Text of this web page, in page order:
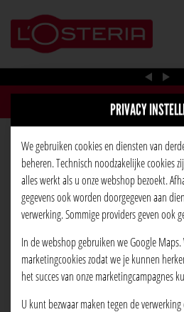
PRIVACY
We gebruiken cookies en diensten van
beheren. Technisch noodzakelijke cookies
alles werkt als u onze webshop bezoekt.
gegevens ook worden doorgegeven aan
verwerking. Sommige providers geven ook
In de webshop gebruiken we Google
marketingcookies zodat we je kunnen
het succes van onze marketingcampagnes
U kunt bezwaar maken tegen de
PIZZA